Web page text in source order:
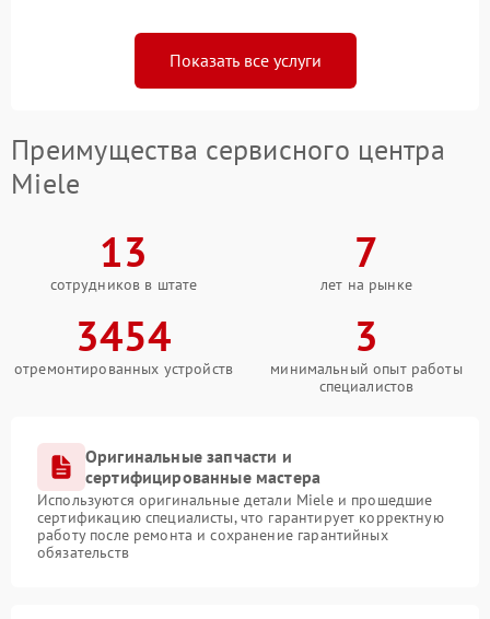
Показать все услуги
Преимущества сервисного центра
Miele
13
сотрудников в штате
7
лет на рынке
3454
отремонтированных устройств
3
минимальный опыт работы
специалистов
Оригинальные запчасти и
сертифицированные мастера
Используются оригинальные детали Miele и прошедшие
сертификацию специалисты, что гарантирует корректную
работу после ремонта и сохранение гарантийных
обязательств